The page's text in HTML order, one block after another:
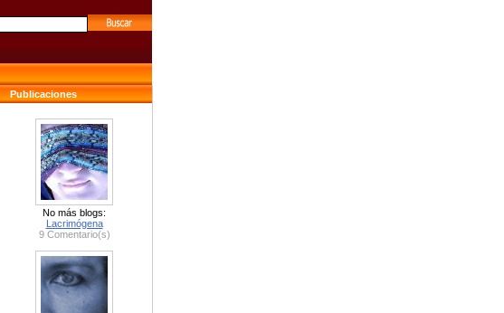
Publicaciones
No más blogs:
Lacrimógena
9 Comentario(s)